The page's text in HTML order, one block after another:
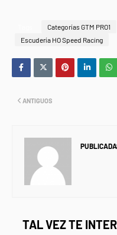
Categorías GTM PRO1
Escudería HO Speed Racing
ANTIGUOS
TAL VEZ TE